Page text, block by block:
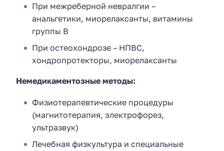
При межреберной невралгии –
анальгетики, миорелаксанты, витамины
группы В
При остеохондрозе – НПВС,
хондропротекторы, миорелаксанты
Немедикаментозные методы:
Физиотерапевтические процедуры
(магнитотерапия, электрофорез,
ультразвук)
Лечебная физкультура и специальные